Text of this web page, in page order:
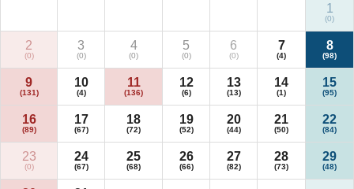
1
2 3 4 5 6 7 8
9 10 11 12 13 14 15
16 17 18 19 20 21 22
23 24 25 26 27 28 29